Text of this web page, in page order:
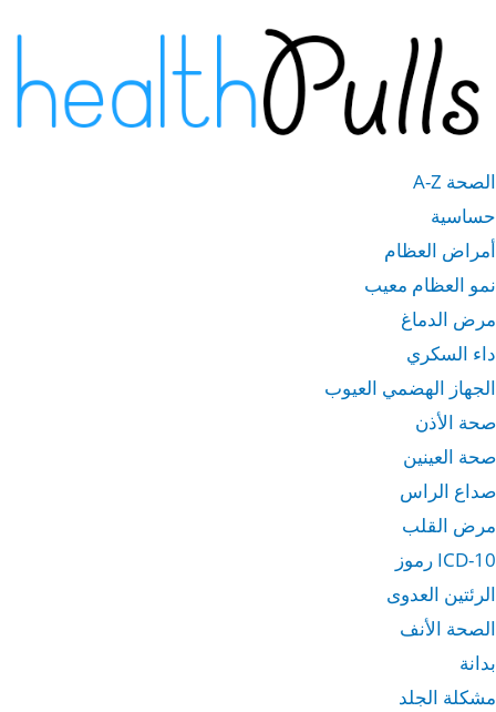
المحتوى
الصحة A-Z
حساسية
أمراض العظام
نمو العظام معيب
مرض الدماغ
داء السكري
الجهاز الهضمي العيوب
صحة الأذن
صحة العينين
صداع الراس
مرض القلب
ICD-10 رموز
الرئتين العدوى
الصحة الأنف
بدانة
مشكلة الجلد